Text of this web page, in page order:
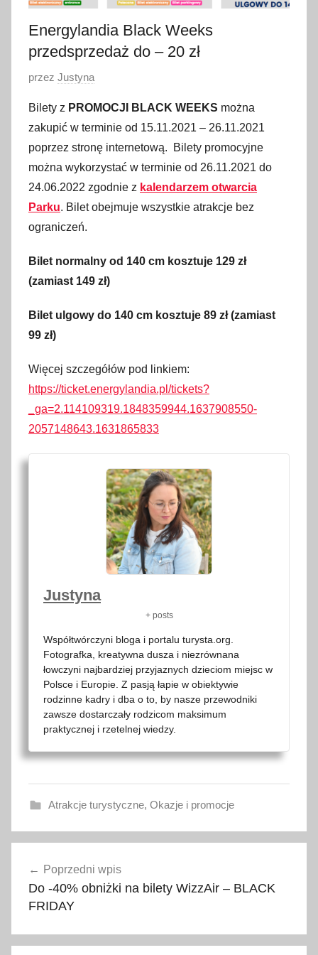
Energylandia Black Weeks
przedsprzedaż do – 20 zł
O
u
b
l
i
k
o
w
n
o
6
l
s
t
p
przez Justyna
Bilety z PROMOCJI BLACK WEEKS można
zakupić w terminie od 15.11.2021 – 26.11.2021
poprzez stronę internetową. Bilety promocyjne
można wykorzystać w terminie od 26.11.2021 do
24.06.2022 zgodnie z kalendarzem otwarcia
Parku. Bilet obejmuje wszystkie atrakcje bez
ograniczeń.
Bilet normalny od 140 cm kosztuje 129 zł
(zamiast 149 zł)
Bilet ulgowy do 140 cm kosztuje 89 zł (zamiast
99 zł)
Więcej szczegółów pod linkiem:
https://ticket.energylandia.pl/tickets?
_ga=2.114109319.1848359944.1637908550-
2057148643.1631865833
Justyna
+ posts
Współtwórczyni bloga i portalu turysta.org.
Fotografka, kreatywna dusza i niezrównana
łowczyni najbardziej przyjaznych dzieciom miejsc w
Polsce i Europie. Z pasją łapie w obiektywie
rodzinne kadry i dba o to, by nasze przewodniki
zawsze dostarczały rodzicom maksimum
praktycznej i rzetelnej wiedzy.
Atrakcje turystyczne, Okazje i promocje
B
F
wpisu
Poprzedni wpis
Do -40% obniżki na bilety WizzAir – BLACK
FRIDAY